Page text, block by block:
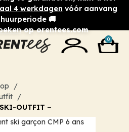
4 werkdagen vóór aanvang
🚚
op orentees.com
0
OUTFIT –